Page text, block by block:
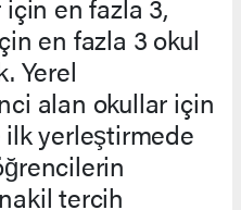
en fazla 3,
en fazla 3 okul
Yerel
alan okullar için
yerleştirmede
tercih